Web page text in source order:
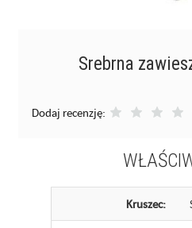
Srebrna
Dodaj recenzję:
Kruszec: